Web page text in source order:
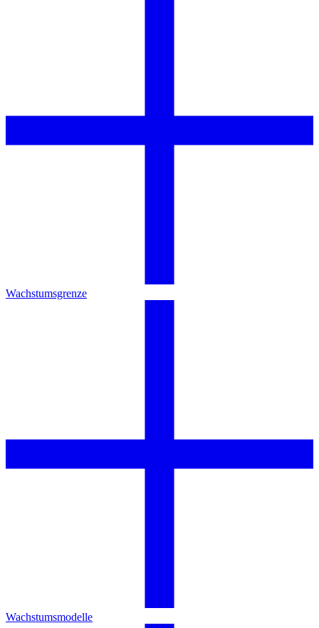
Wachstumsgrenze
Wachstumsmodelle